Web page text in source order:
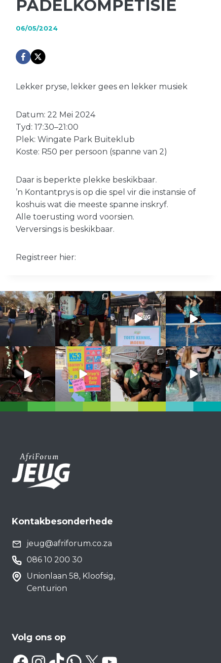
PADELKOMPETISIE
06/05/2024
Lekker pryse, lekker gees en lekker musiek
Datum: 22 Mei 2024
Tyd: 17:30–21:00
Plek: Wingate Park Buiteklub
Koste: R50 per persoon (spanne van 2)
Daar is beperkte plekke beskikbaar.
’n Kontantprys is op die spel vir die instansie of
koshuis wat die meeste spanne inskryf.
Alle toerusting word voorsien.
Verversings is beskikbaar.
Registreer hier:
Kontakbesonderhede
jeug@afriforum.co.za
086 10 200 30
Unionlaan 58, Kloofsig,
Centurion
Volg ons op